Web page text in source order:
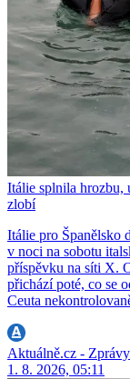
Itálie splnila hrozbu,
zlobí
Itálie pro Španělsko
v noci na sobotu
příspěvku na síti X.
přichází poté, co se
Ceuta
Aktuálně.cz - Zprávy
1. 8. 2026, 05:11